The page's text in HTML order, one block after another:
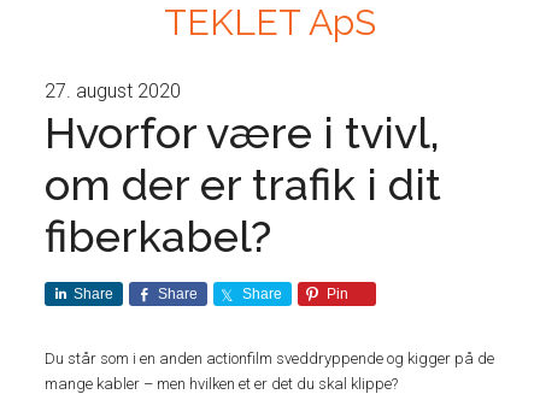
TEKLET ApS
27. august 2020
Hvorfor være i tvivl,
om der er trafik i dit
fiberkabel?
Share Share Share Pin
Du står som i en anden actionfilm sveddryppende og kigger på de
mange kabler – men hvilken et er det du skal klippe?